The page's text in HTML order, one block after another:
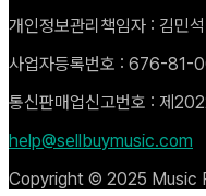
개인정보관리책임자 : 김민석
사업자등록번호 : 676-81-
통신판매업신고번호 : 제
help@sellbuymusic.com
Copyright © 2025 Music